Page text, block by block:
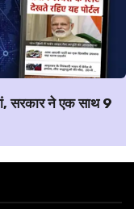
सरकार ने एक साथ 9